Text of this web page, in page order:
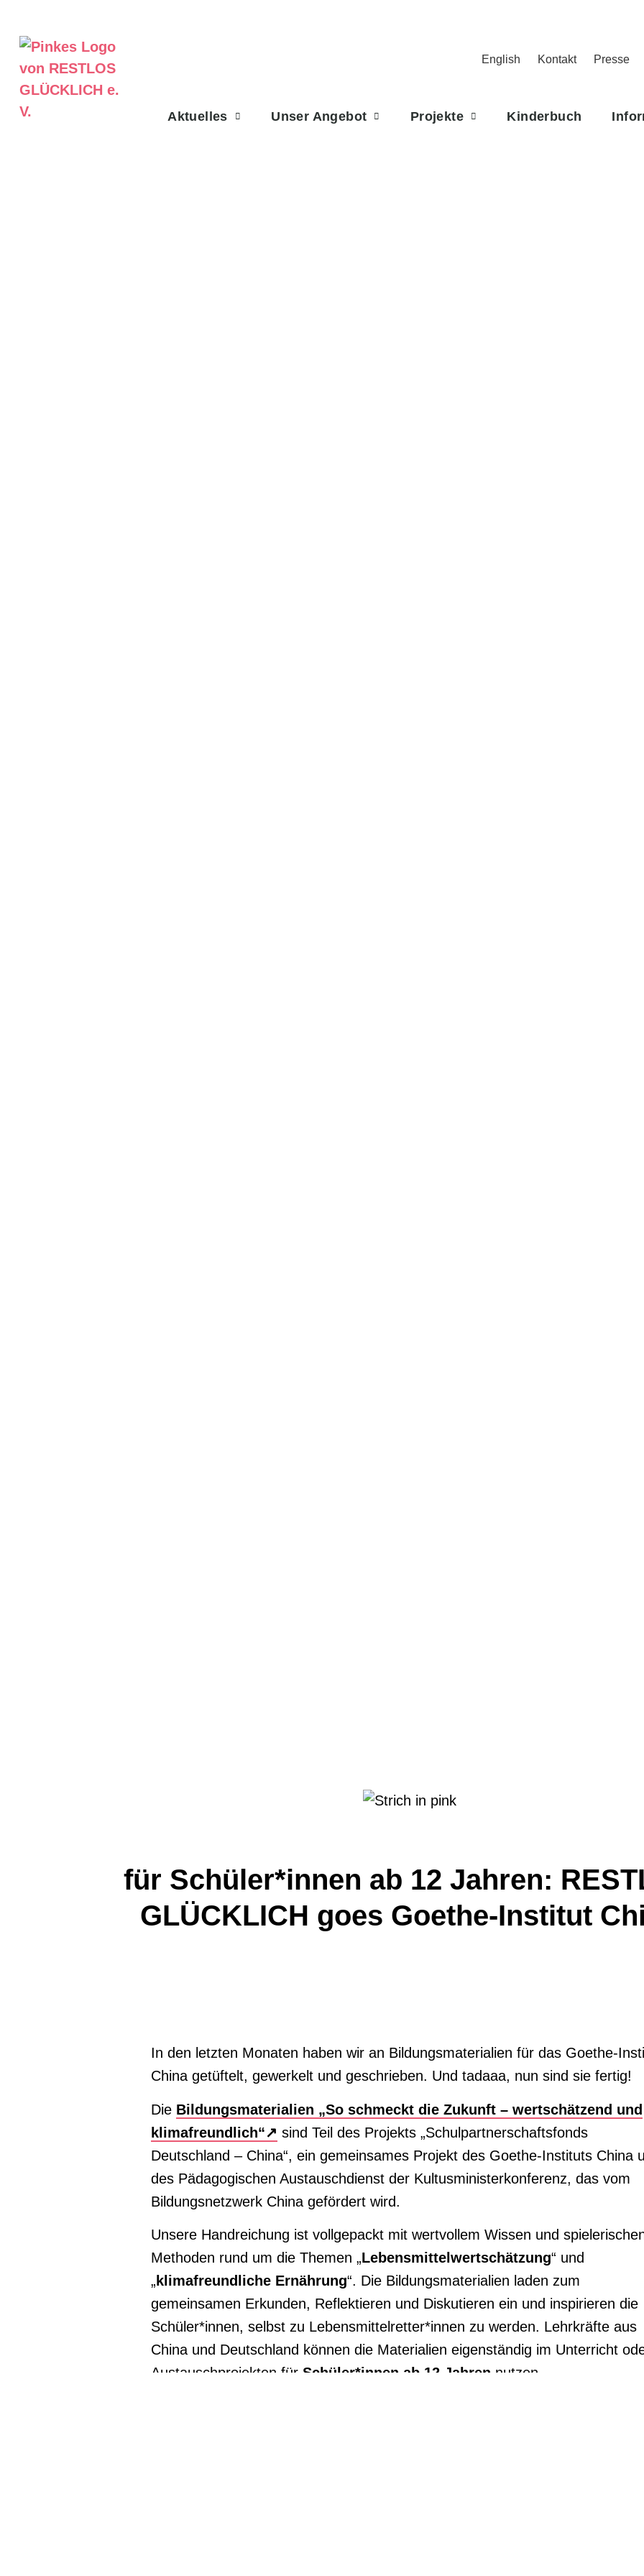
English Kontakt Presse
Aktuelles Unser Angebot Projekte Kinderbuch
für Schüler*innen ab 12 Jahren:
GLÜCKLICH goes Goethe-Institut
In den letzten Monaten haben wir an Bildungsmaterialien für das Goethe-
China getüftelt, gewerkelt und geschrieben. Und tadaaa, nun sind sie fertig!
Die Bildungsmaterialien „So schmeckt die Zukunft – wertschätzend und
klimafreundlich“↗ sind Teil des Projekts „Schulpartnerschaftsfonds
Deutschland – China“, ein gemeinsames Projekt des Goethe-Instituts China
des Pädagogischen Austauschdienst der Kultusministerkonferenz, das vom
Bildungsnetzwerk China gefördert wird.
Unsere Handreichung ist vollgepackt mit wertvollem Wissen und
Methoden rund um die Themen „Lebensmittelwertschätzung“ und
„ klimafreundliche Ernährung“. Die Bildungsmaterialien laden zum
gemeinsamen Erkunden, Reflektieren und Diskutieren ein und inspirieren die
Schüler*innen, selbst zu Lebensmittelretter*innen zu werden. Lehrkräfte aus
China und Deutschland können die Materialien eigenständig im Unterricht
Austauschprojekten für Schüler*innen ab 12 Jahren nutzen.